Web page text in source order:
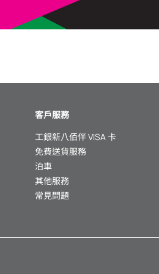
客戶服務
工銀新八佰伴 VISA 卡
免費送貨服務
泊車
其他服務
常見問題